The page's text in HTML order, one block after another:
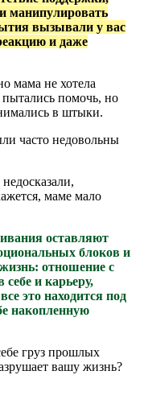
манипулировать
вызывали у вас
и даже
мама не хотела
помочь, но
в штыки.
часто недовольны
маме мало
оставляют
блоков и
отношение с
и карьеру,
это находится под
накопленную
груз прошлых
вашу жизнь?